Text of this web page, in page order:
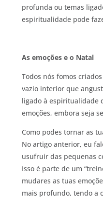
profunda ou temas
espiritualidade pode
As emoções e o Natal
Todos nós fomos
vazio interior que
ligado à espiritualidade
emoções, embora seja
Como podes tornar as
No artigo anterior, eu
usufruir das pequenas
Isso é parte de um
mudares as tuas
mais profundo, tendo a